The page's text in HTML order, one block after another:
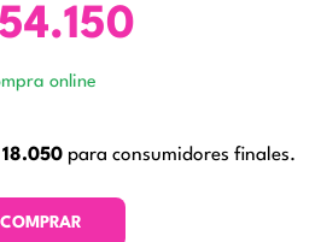
54.150
online
18.050 para consumidores finales.
COMPRAR